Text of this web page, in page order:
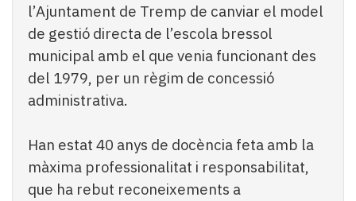
l’Ajuntament de Tremp de canviar el model
de gestió directa de l’escola bressol
municipal amb el que venia funcionant des
del 1979, per un règim de concessió
administrativa.
Han estat 40 anys de docència feta amb la
màxima professionalitat i responsabilitat,
que ha rebut reconeixements a